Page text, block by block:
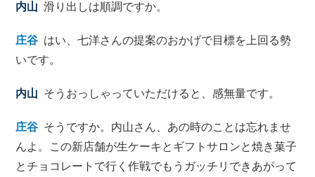
内山 滑り出しは順調ですか。
庄谷 はい、七洋さんの提案のおかげで目標を上回る勢
いです。
内山 そうおっしゃっていただけると、感無量です。
庄谷 そうですか。内山さん、あの時のことは忘れませ
んよ。この新店舗が生ケーキとギフトサロンと焼き菓子
とチョコレートで行く作戦でもうガッチリできあがって